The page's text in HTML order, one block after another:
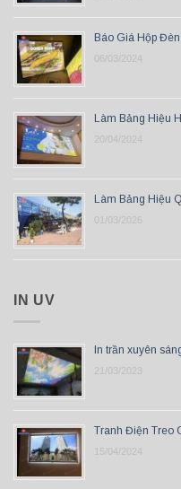
Báo Giá Hộp
06/03/2024
Làm Bảng Hiệu
20/04/2024
Làm Bảng Hiệu
01/03/2026
IN UV
In trần xuyên
21/03/2023
Tranh Điện Treo
15/04/2024